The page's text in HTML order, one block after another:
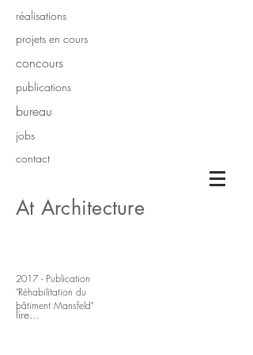
réalisations
projets en cours
concours
publications
bureau
jobs
contact
At Architecture
2017 - Publication
"Réhabilitation du
bâtiment Mansfeld"
lire...